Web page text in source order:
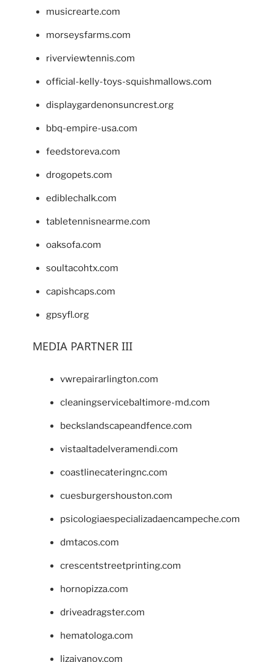
musicrearte.com
morseysfarms.com
riverviewtennis.com
official-kelly-toys-squishmallows.com
displaygardenonsuncrest.org
bbq-empire-usa.com
feedstoreva.com
drogopets.com
ediblechalk.com
tabletennisnearme.com
oaksofa.com
soultacohtx.com
capishcaps.com
gpsyfl.org
MEDIA PARTNER III
vwrepairarlington.com
cleaningservicebaltimore-md.com
beckslandscapeandfence.com
vistaaltadelveramendi.com
coastlinecateringnc.com
cuesburgershouston.com
psicologiaespecializadaencampeche.com
dmtacos.com
crescentstreetprinting.com
hornopizza.com
driveadragster.com
hematologa.com
lizaivanov.com